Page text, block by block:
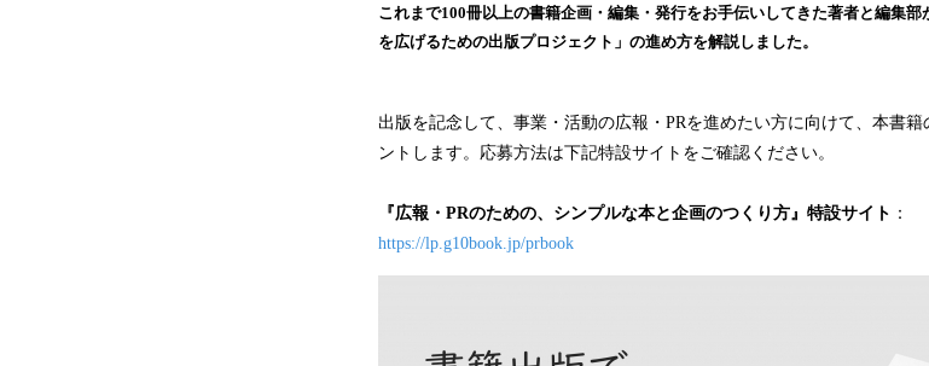
これまで100冊以上の書籍企画・編集・発行をお手伝いしてきた著者と編集
を広げるための出版プロジェクト」の進め方を解説しました。
出版を記念して、事業・活動の広報・PRを進めたい方に向けて、本書
ントします。応募方法は下記特設サイトをご確認ください。
『広報・PRのための、シンプルな本と企画のつくり方』特設サイト ：
https://lp.g10book.jp/prbook